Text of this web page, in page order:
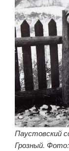
Паустовский
Грозный.